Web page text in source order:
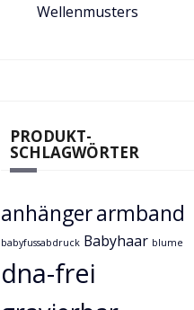
Wellenmusters
PRODUKT-
SCHLAGWÖRTER
anhängerarmband
babyfussabdruck Babyhaar blume
dna-frei